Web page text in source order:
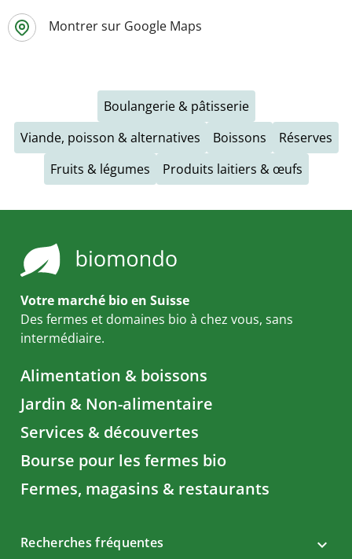
Montrer sur Google Maps
Boulangerie & pâtisserie
Viande, poisson & alternatives
Boissons
Réserves
Fruits & légumes
Produits laitiers & œufs
Votre marché bio en Suisse
Des fermes et domaines bio à chez vous, sans
intermédiaire.
Alimentation & boissons
Jardin & Non-alimentaire
Services & découvertes
Bourse pour les fermes bio
Fermes, magasins & restaurants
Recherches fréquentes